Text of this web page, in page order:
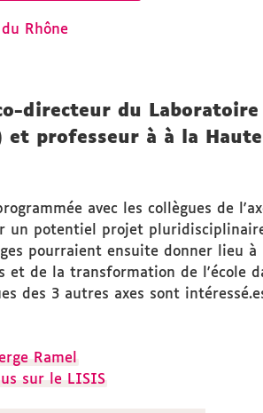
Rhône
directeur du
et professeur à à la
avec les collègues de
un potentiel projet
pourraient ensuite donner lieu
et de la transformation de l'école
des 3 autres axes sont
Ramel
sur le LISIS